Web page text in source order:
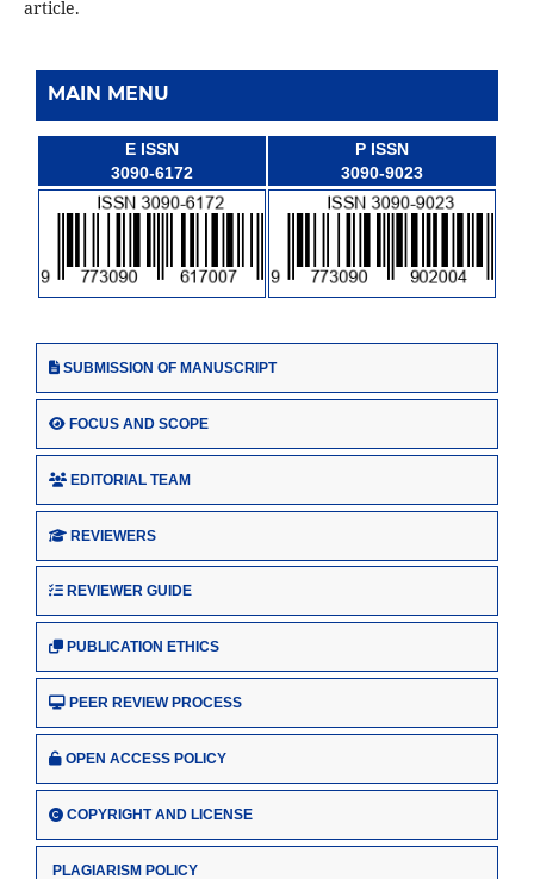
article.
MAIN MENU
E ISSN
3090-6172
P ISSN
3090-9023
SUBMISSION OF MANUSCRIPT
FOCUS AND SCOPE
EDITORIAL TEAM
REVIEWERS
REVIEWER GUIDE
PUBLICATION ETHICS
PEER REVIEW PROCESS
OPEN ACCESS POLICY
COPYRIGHT AND LICENSE
PLAGIARISM POLICY